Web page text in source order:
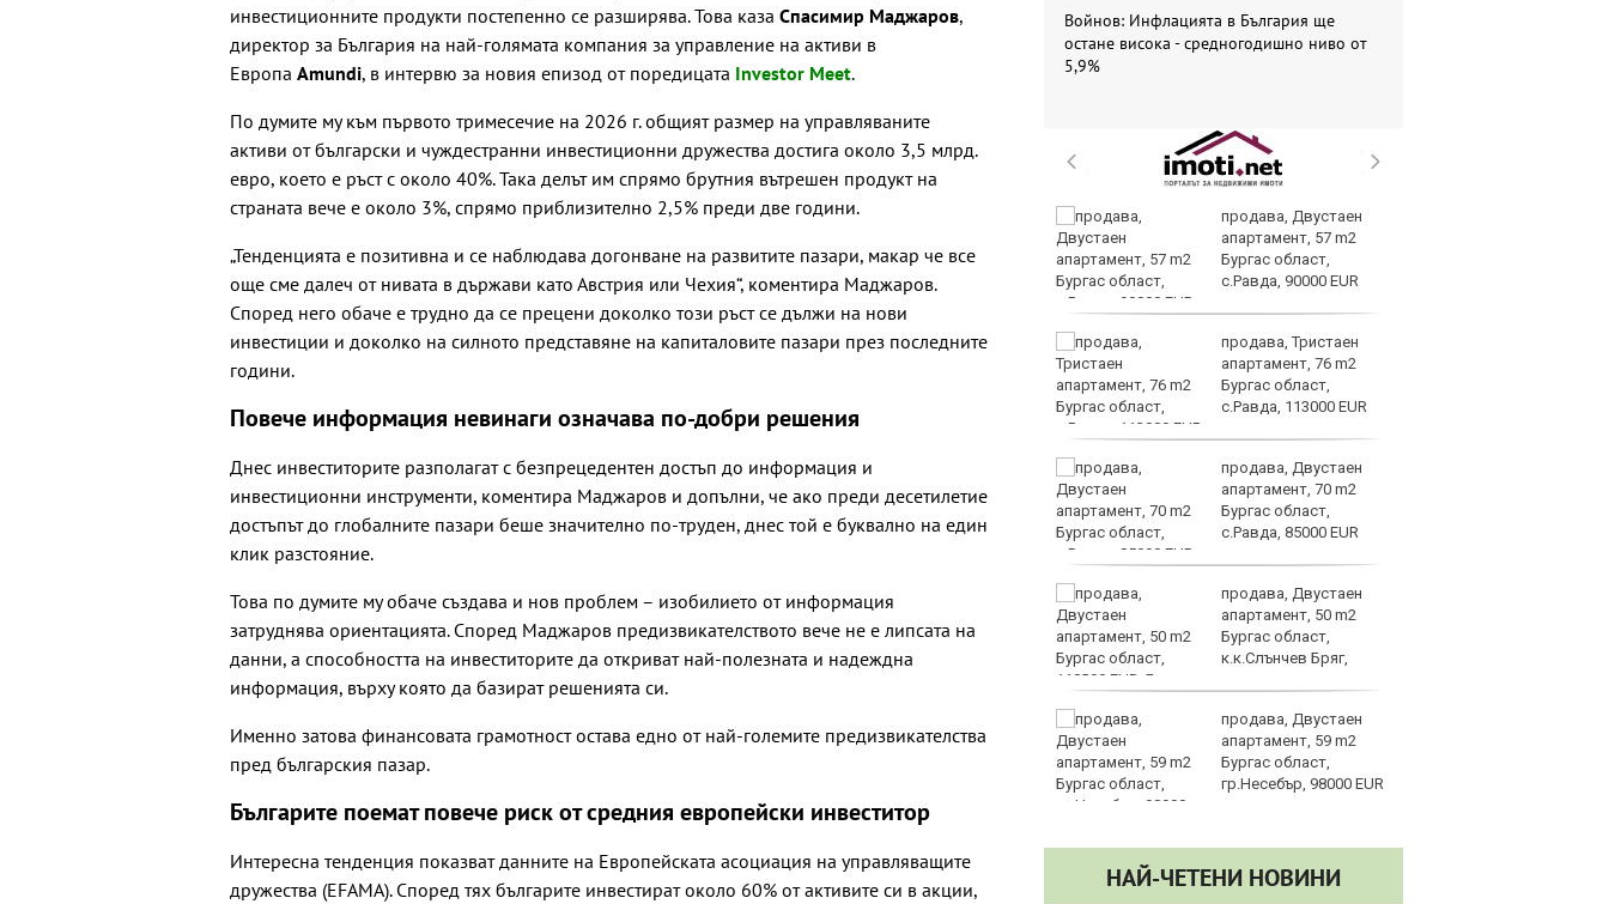
инвестиционните продукти постепенно се разширява. Това каза Спасимир Маджаров,
директор за България на най-голямата компания за управление на активи в
Европа Amundi, в интервю за новия епизод от поредицата Investor Meet.
По думите му към първото тримесечие на 2026 г. общият размер на управляваните
активи от български и чуждестранни инвестиционни дружества достига около 3,5 млрд.
евро, което е ръст с около 40%. Така делът им спрямо брутния вътрешен продукт на
страната вече е около 3%, спрямо приблизително 2,5% преди две години.
„Тенденцията е позитивна и се наблюдава догонване на развитите пазари, макар че все
още сме далеч от нивата в държави като Австрия или Чехия“, коментира Маджаров.
Според него обаче е трудно да се прецени доколко този ръст се дължи на нови
инвестиции и доколко на силното представяне на капиталовите пазари през последните
години.
Повече информация невинаги означава по-добри решения
Днес инвеститорите разполагат с безпрецедентен достъп до информация и
инвестиционни инструменти, коментира Маджаров и допълни, че ако преди десетилетие
достъпът до глобалните пазари беше значително по-труден, днес той е буквално на един
клик разстояние.
Това по думите му обаче създава и нов проблем – изобилието от информация
затруднява ориентацията. Според Маджаров предизвикателството вече не е липсата на
данни, а способността на инвеститорите да откриват най-полезната и надеждна
информация, върху която да базират решенията си.
Именно затова финансовата грамотност остава едно от най-големите предизвикателства
пред българския пазар.
Българите поемат повече риск от средния европейски инвеститор
Интересна тенденция показват данните на Европейската асоциация на управляващите
дружества (EFAMA). Според тях българите инвестират около 60% от активите си в акции,
Войнов: Инфлацията в България ще
остане висока - средногодишно ниво от
5,9%
Убитият мъж на
Пловдив е от Кричим
Кола се преобърна по
Това са последните
дни, в които цените ще
се изписват в лева и в
евро по закон
шофьори с алкохол
или наркотици
поемат дейностите на
продава, Двустаен
апартамент, 57 m2
Бургас област,
с.Равда, 90000 EUR
продава, Тристаен
апартамент, 76 m2
Бургас област,
с.Равда, 113000 EUR
продава, Двустаен
апартамент, 70 m2
Бургас област,
с.Равда, 85000 EUR
продава, Двустаен
апартамент, 50 m2
Бургас област,
к.к.Слънчев Бряг,
118000 EUR
продава, Двустаен
апартамент, 59 m2
Бургас област,
гр.Несебър, 98000 EUR
НАЙ-ЧЕТЕНИ НОВИНИ